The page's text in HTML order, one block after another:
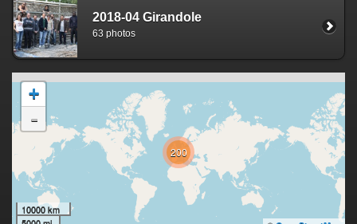
2018-04 Girandole
63 photos
200
+
-
10000 km